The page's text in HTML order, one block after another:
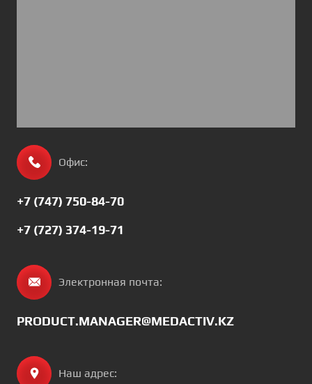
Офис:
+7 (747) 750-84-70
+7 (727) 374-19-71
Электронная почта:
PRODUCT.MANAGER@MEDACTIV.KZ
Наш адрес: